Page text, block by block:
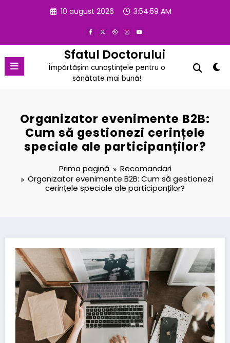
10 august 2026 3:54:59 AM
Sfatul Doctorului
Împărtășim cunoștințele pentru o
sănătate mai bună!
Organizator evenimente B2B:
Cum să gestionezi cerințele
speciale ale participanților?
Prima pagină
Recomandari
Organizator evenimente B2B: Cum să gestionezi
cerințele speciale ale participanților?